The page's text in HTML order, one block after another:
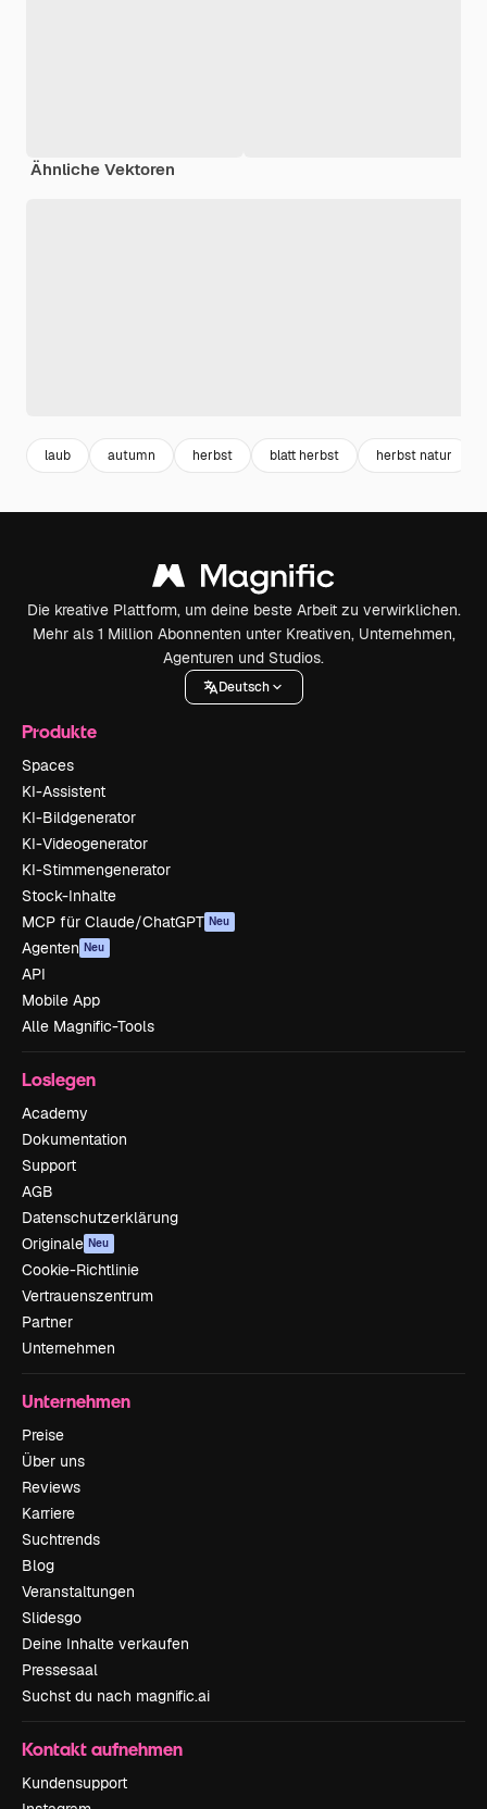
Ähnliche Vektoren
laub autumn herbst blatt herbst herbst natur
Die kreative Plattform, um deine beste Arbeit zu verwirklichen.
Mehr als 1 Million Abonnenten unter Kreativen, Unternehmen,
Agenturen und Studios.
Deutsch
Produkte
Spaces
KI-Assistent
KI-Bildgenerator
KI-Videogenerator
KI-Stimmengenerator
Stock-Inhalte
MCP für Claude/ChatGPT Neu
Agenten Neu
API
Mobile App
Alle Magnific-Tools
Loslegen
Academy
Dokumentation
Support
AGB
Datenschutzerklärung
Originale Neu
Cookie-Richtlinie
Vertrauenszentrum
Partner
Unternehmen
Unternehmen
Preise
Über uns
Reviews
Karriere
Suchtrends
Blog
Veranstaltungen
Slidesgo
Deine Inhalte verkaufen
Pressesaal
Suchst du nach magnific.ai
Kontakt aufnehmen
Kundensupport